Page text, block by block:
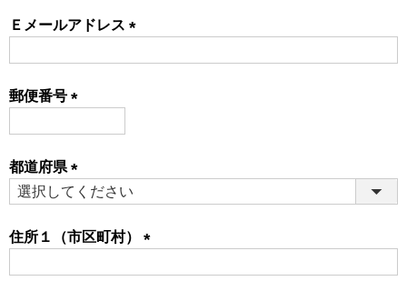
Ｅメールアドレス
郵便番号
都道府県
(必
住所１（市区町村）